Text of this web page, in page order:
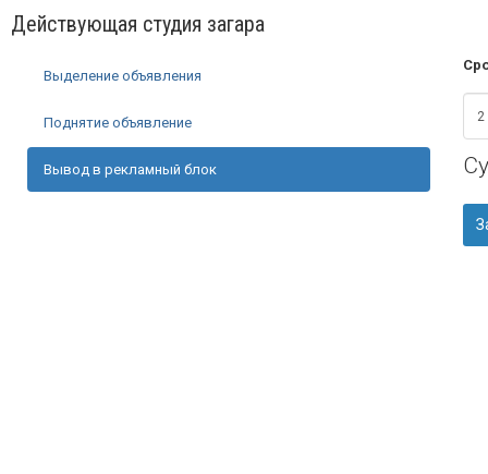
Действующая студия загара
Выделение объявления
Поднятие объявление
Вывод в рекламный блок